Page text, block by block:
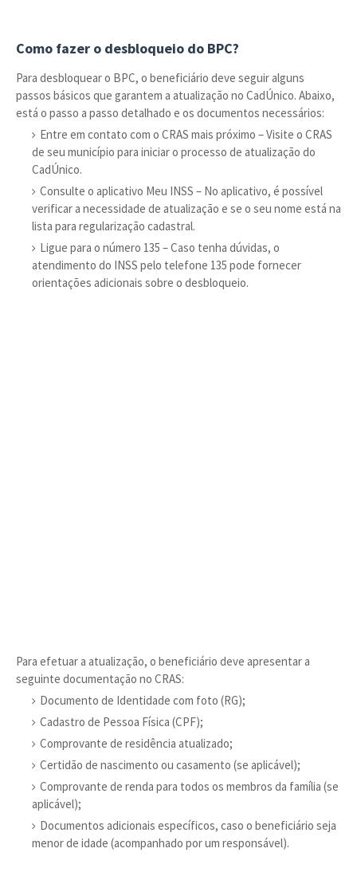
Como fazer o desbloqueio do BPC?
Para desbloquear o BPC, o beneficiário deve seguir alguns
passos básicos que garantem a atualização no CadÚnico. Abaixo,
está o passo a passo detalhado e os documentos necessários:
Entre em contato com o CRAS mais próximo – Visite o CRAS
de seu município para iniciar o processo de atualização do
CadÚnico.
Consulte o aplicativo Meu INSS – No aplicativo, é possível
verificar a necessidade de atualização e se o seu nome está na
lista para regularização cadastral.
Ligue para o número 135 – Caso tenha dúvidas, o
atendimento do INSS pelo telefone 135 pode fornecer
orientações adicionais sobre o desbloqueio.
Para efetuar a atualização, o beneficiário deve apresentar a
seguinte documentação no CRAS:
Documento de Identidade com foto (RG);
Cadastro de Pessoa Física (CPF);
Comprovante de residência atualizado;
Certidão de nascimento ou casamento (se aplicável);
Comprovante de renda para todos os membros da família (se
aplicável);
Documentos adicionais específicos, caso o beneficiário seja
menor de idade (acompanhado por um responsável).